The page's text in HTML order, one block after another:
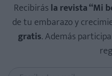
Recibirásla revista “Mi
de tu embarazo y
gratis. Además